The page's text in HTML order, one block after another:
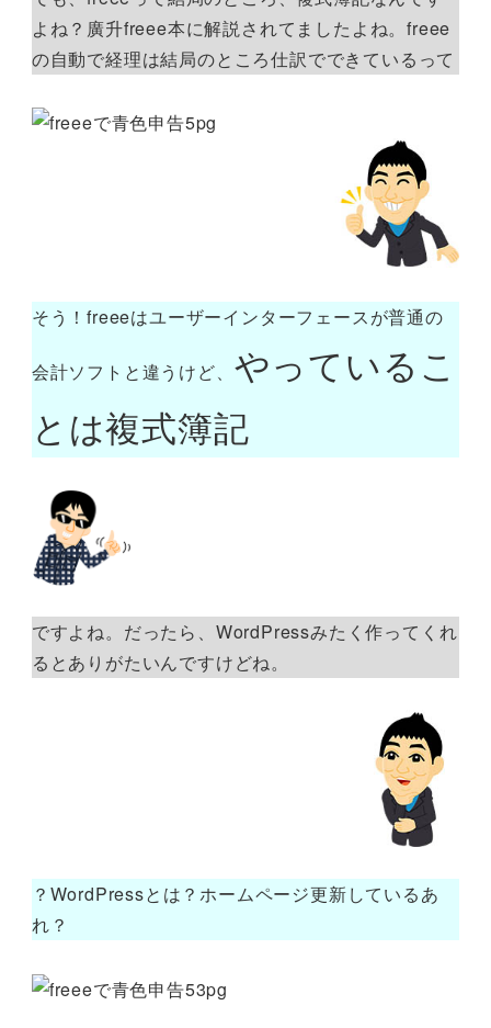
よね？廣升freee本に解説されてましたよね。freee
の自動で経理は結局のところ仕訳でできているって
そう！freeeはユーザーインターフェースが普通の
会計ソフトと違うけど、 やっているこ
とは複式簿記
ですよね。だったら、WordPressみたく作ってくれ
るとありがたいんですけどね。
？WordPressとは？ホームページ更新しているあ
れ？